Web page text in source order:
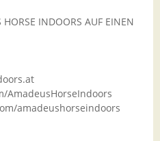
INDOORS AUF EINEN
AmadeusHorseIndoors
amadeushorseindoors